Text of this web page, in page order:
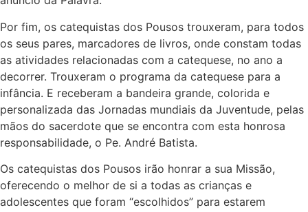
Por fim, os catequistas dos Pousos trouxeram, para todos
os seus pares, marcadores de livros, onde constam todas
as atividades relacionadas com a catequese, no ano a
decorrer. Trouxeram o programa da catequese para a
infância. E receberam a bandeira grande, colorida e
personalizada das Jornadas mundiais da Juventude, pelas
mãos do sacerdote que se encontra com esta honrosa
responsabilidade, o Pe. André Batista.
Os catequistas dos Pousos irão honrar a sua Missão,
oferecendo o melhor de si a todas as crianças e
adolescentes que foram “escolhidos” para estarem